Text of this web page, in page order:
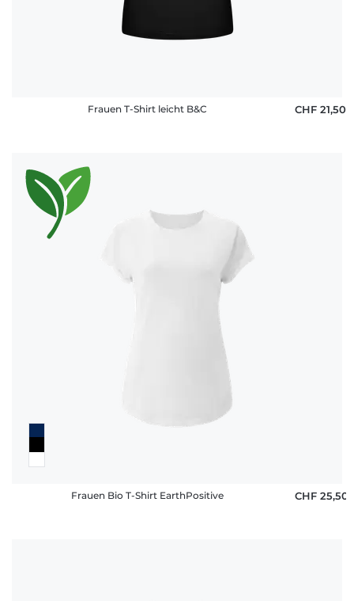
Frauen T-Shirt leicht B&C CHF 21,50
Frauen Bio T-Shirt EarthPositive CHF 25,50